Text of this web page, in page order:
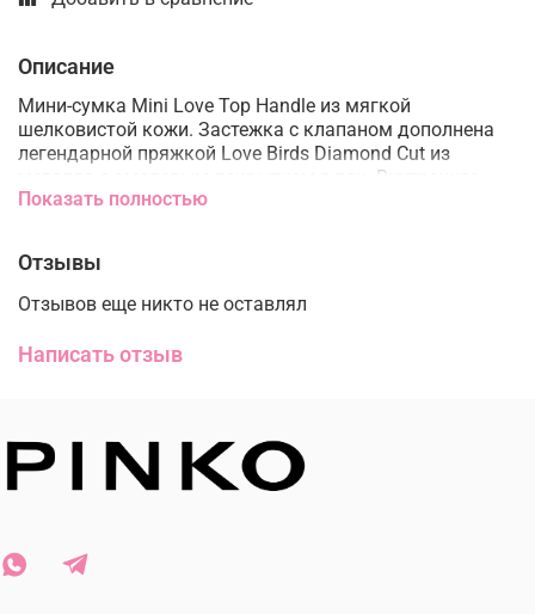
Описание
Мини-сумка Mini Love Top Handle из мягкой
шелковистой кожи. Застежка с клапаном дополнена
легендарной пряжкой Love Birds Diamond Cut из
металла с эмалевым покрытием в тон. Внутреннее
отделение на подкладке из микрофибры. Кожаная
кожаный ремень, который отстегивается с помощью
маленьких карабинов.
Подкладка: Нейлон 50% Полиуретан 50%
Наружный материал: Кожа 100%
высота: 15 cm
ширина: 6 cm
длина: 18 cm
Показать полностью
Отзывы
Отзывов еще никто не оставлял
Написать отзыв